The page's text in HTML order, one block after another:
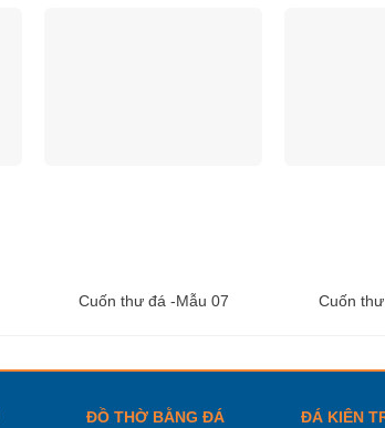
Cuốn thư đá -Mẫu 07 Cuốn
ĐỒ THỜ BẰNG ĐÁ ĐÁ KIÊN